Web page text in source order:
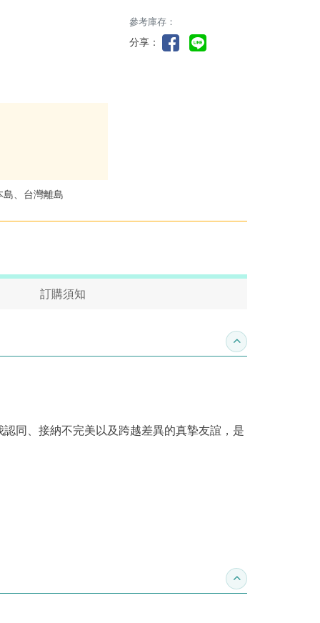
島、台灣離島
參考庫存：
分享：
訂購須知
收合內容簡介
同、接納不完美以及跨越差異的真摯友誼，是
收合得獎紀錄